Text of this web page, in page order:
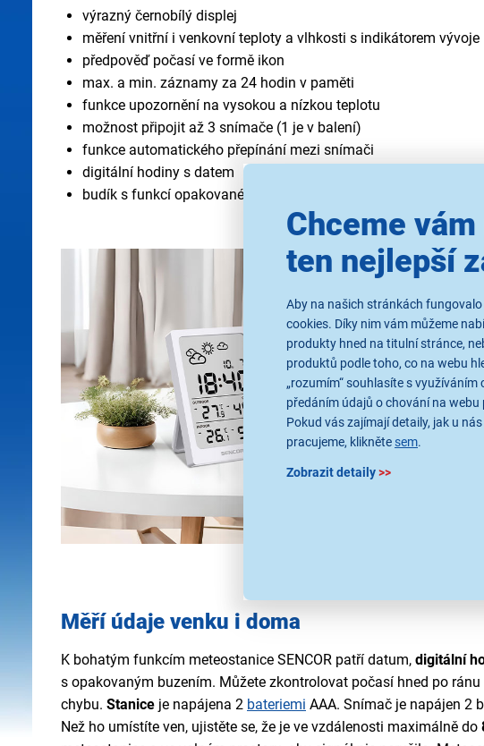
Chceme
ten nejlepší
Aby na našich stránkách
cookies. Díky nim vám můžeme
produkty hned na titulní stránce,
produktů podle toho, co na webu
„rozumím“ souhlasíte s
předáním údajů o chování na
Pokud vás zajímají detaily, jak u
pracujeme, klikněte sem.
Zobrazit detaily>>
výrazný černobílý displej
měření vnitřní i venkovní teploty a vlhkosti s indikátorem vývoje
předpověď počasí ve formě ikon
max. a min. záznamy za 24 hodin v paměti
funkce upozornění na vysokou a nízkou teplotu
možnost připojit až 3 snímače (1 je v balení)
funkce automatického přepínání mezi snímači
digitální hodiny s datem
budík s funkcí opakovaného buzení
Měří údaje venku i doma
K bohatým funkcím meteostanice SENCOR patří datum, digitální
s opakovaným buzením. Můžete zkontrolovat počasí hned po ránu
chybu. Stanice je napájena 2 bateriemi AAA. Snímač je napájen 2
Než ho umístíte ven, ujistěte se, že je ve vzdálenosti maximálně do